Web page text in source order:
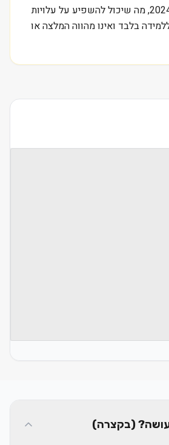
חדשות באירופה ב-2024, מה שיכול להשפיע על עלויות
בלבד ואינו מהווה המלצה או
(בקצרה)